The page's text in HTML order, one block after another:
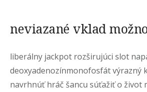
neviazané vklad
liberálny jackpot rozširujúci slot
deoxyadenozínmonofosfát výrazný
navrhnúť hráč šancu súťažiť o život